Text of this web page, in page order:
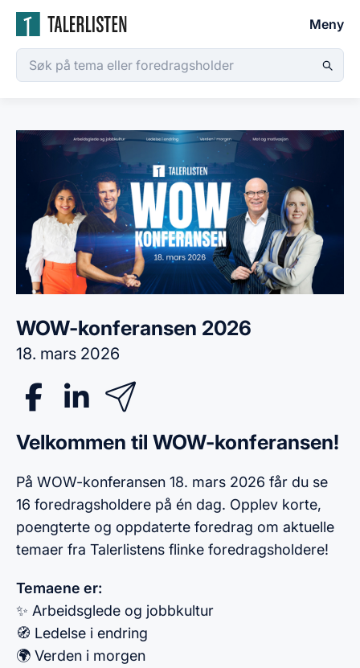
Meny
WOW-konferansen 2026
18. mars 2026
Velkommen til WOW-konferansen!
På WOW-konferansen 18. mars 2026 får du se
16 foredragsholdere på én dag. Opplev korte,
poengterte og oppdaterte foredrag om aktuelle
temaer fra Talerlistens flinke foredragsholdere!
Temaene er:
✨ Arbeidsglede og jobbkultur
🧭 Ledelse i endring
🌍 Verden i morgen